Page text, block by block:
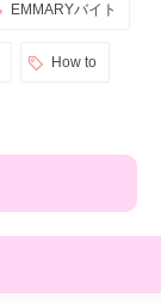
EMMARYバイト
How to